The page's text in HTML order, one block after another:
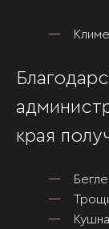
края